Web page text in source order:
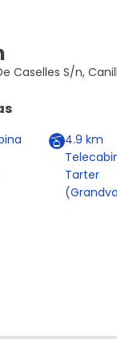
Caselles S/n,
4.9 km
Tarter